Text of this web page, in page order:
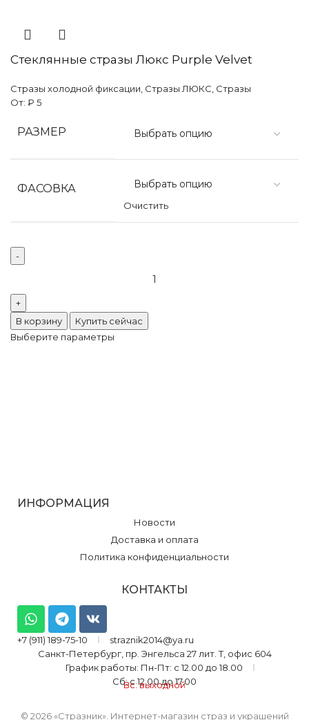
Стеклянные стразы Люкс Purple Velvet
Стразы холодной фиксации Стразы ЛЮКС Стразы
От: ₽ 5
РАЗМЕР
ФАСОВКА
Очистить
В корзину
Купить сейчас
Выберите параметры
ИНФОРМАЦИЯ
Новости
Доставка и оплата
Политика конфиденциальности
КОНТАКТЫ
+7 (911) 189-75-10
straznik2014@ya.ru
Санкт-Петербург, пр. Энгельса 27 лит. Т, офис 604
График работы: Пн-Пт: с 12.00 до 18.00
Сб: с 12.00 до 17.00
Вс: выходной
© 2026 «Стразник». Интернет-магазин страз и украшений